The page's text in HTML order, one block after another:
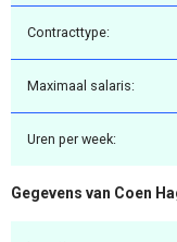
Contracttype:
Maximaal salaris:
Uren per week:
Gegevens van Coen